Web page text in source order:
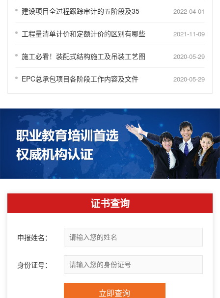
建设项目全过程跟踪审计的五阶段及35 2022-04-01
工程量清单计价和定额计价的区别有哪些 2021-11-09
施工必看！装配式结构施工及吊装工艺图 2020-05-29
EPC总承包项目各阶段工作内容及文件 2020-05-29
证书查询
申报姓名：
身份证号：
立即查询